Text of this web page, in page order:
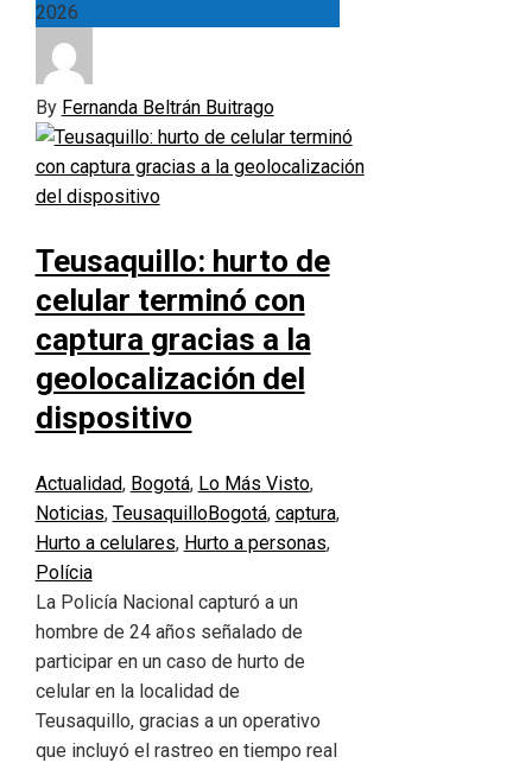
2026
By Fernanda Beltrán Buitrago
Teusaquillo: hurto de
celular terminó con
captura gracias a la
geolocalización del
dispositivo
Actualidad, Bogotá, Lo Más Visto,
Noticias, TeusaquilloBogotá, captura,
Hurto a celulares, Hurto a personas,
Polícia
La Policía Nacional capturó a un
hombre de 24 años señalado de
participar en un caso de hurto de
celular en la localidad de
Teusaquillo, gracias a un operativo
que incluyó el rastreo en tiempo real